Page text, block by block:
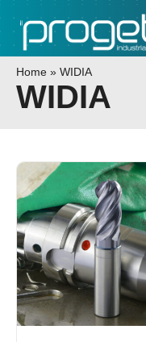
Home » WIDIA
WIDIA